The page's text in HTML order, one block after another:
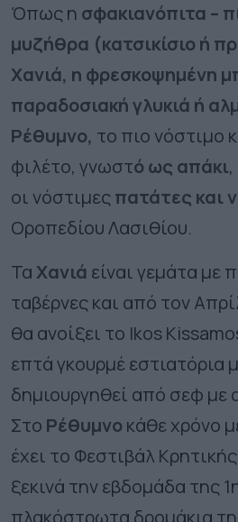
Όπως η σφακιανόπιτα –
μυζήθρα (κατσικίσιο ή
Χανιά, η φρεσκοψημένη
παραδοσιακή γλυκιά ή
Ρέθυμνο, το πιο νόστιμο
φιλέτο, γνωστό ως απάκι
οι νόστιμεςπατάτες και
Οροπεδίου Λασιθίου.
Τα Χανιά είναι γεμάτα με
ταβέρνες και από τον
θα ανοίξει το Ikos
επτά γκουρμέ εστιατόρια
δημιουργηθεί από σεφ με
Στο Ρέθυμνοκάθε χρόνο
έχει το Φεστιβάλ
ξεκινά την εβδομάδα της